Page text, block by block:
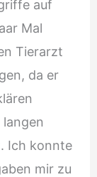
auf
Mal
Tierarzt
da er
Ich konnte
mir zu